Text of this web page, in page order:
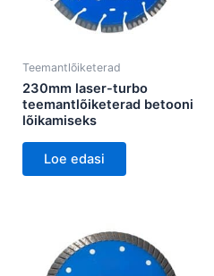
Teemantlõiketerad
230mm laser-turbo
teemantlõiketerad betooni
lõikamiseks
Loe edasi